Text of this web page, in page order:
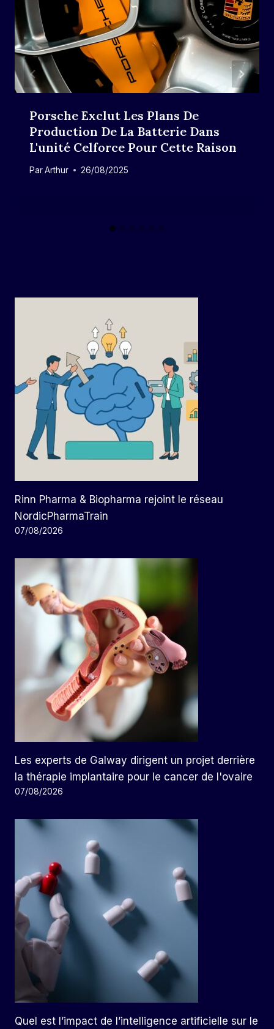
Porsche Exclut Les Plans De
Production De La Batterie Dans
L'unité Celforce Pour Cette Raison
ParArthur 26/08/2025
Rinn Pharma & Biopharma rejoint le réseau
NordicPharmaTrain
07/08/2026
Les experts de Galway dirigent un projet derrière
la thérapie implantaire pour le cancer de l'ovaire
07/08/2026
Quel est l’impact de l’intelligence artificielle sur le